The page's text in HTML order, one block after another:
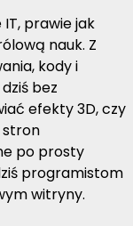
prawie jak
nauk. Z
kody i
bez
efekty 3D, czy
stron
po prosty
programistom
witryny.